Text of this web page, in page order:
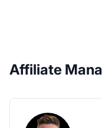
Affiliate